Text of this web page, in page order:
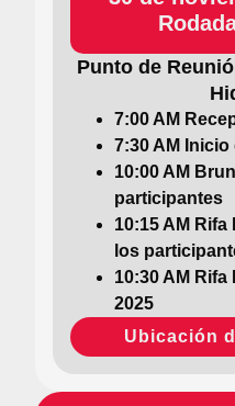
Punto de
7:00 AM
7:30 AM
10:00 AM
participantes
10:15 AM
los
10:30 AM
2025
Ubicación